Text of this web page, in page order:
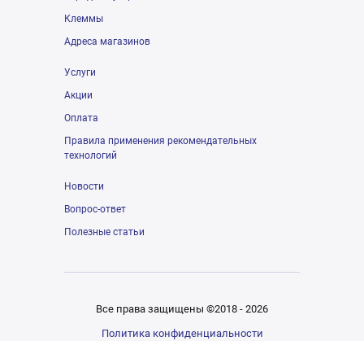
Клеммы
Адреса магазинов
Услуги
Акции
Оплата
Правила применения рекомендательных
технологий
Новости
Вопрос-ответ
Полезные статьи
Все права защищены ©2018 - 2026
Политика конфиденциальности